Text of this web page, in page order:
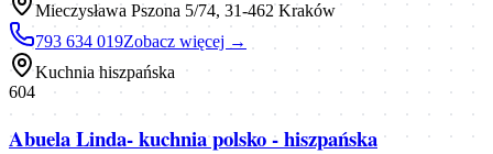
Mieczysława Pszona 5/74, 31-462 Kraków
793 634 019Zobacz więcej →
Kuchnia hiszpańska
604
Abuela Linda- kuchnia polsko - hiszpańska